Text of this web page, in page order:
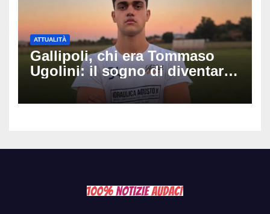
ATTUALITÀ
Gallipoli, chi era Tommaso
Ugolini: il sogno di diventare
medico e la fascia da
capitano, il dolore di Bologna